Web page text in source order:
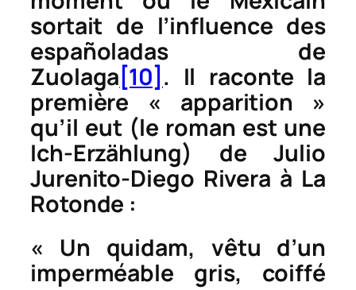
sortait de l’influence des
españoladasde
Zuolaga [10] . Il raconte la
première « apparition »
qu’il eut (le roman est une
Ich-Erzählung) de Julio
Jurenito-Diego Rivera à La
Rotonde :
« Un quidam, vêtu d’un
imperméable gris, coiffé